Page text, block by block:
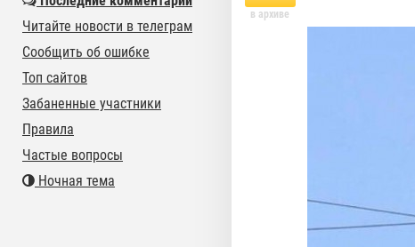
в архиве
Читайте новости в телеграм
Сообщить об ошибке
Топ сайтов
Забаненные участники
Правила
Частые вопросы
Ночная тема